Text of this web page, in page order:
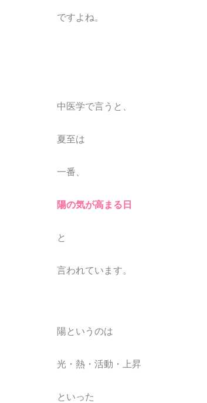
ですよね。
中医学で言うと、
夏至は
一番、
陽の気が高まる日
と
言われています。
陽というのは
光・熱・活動・上昇
といった